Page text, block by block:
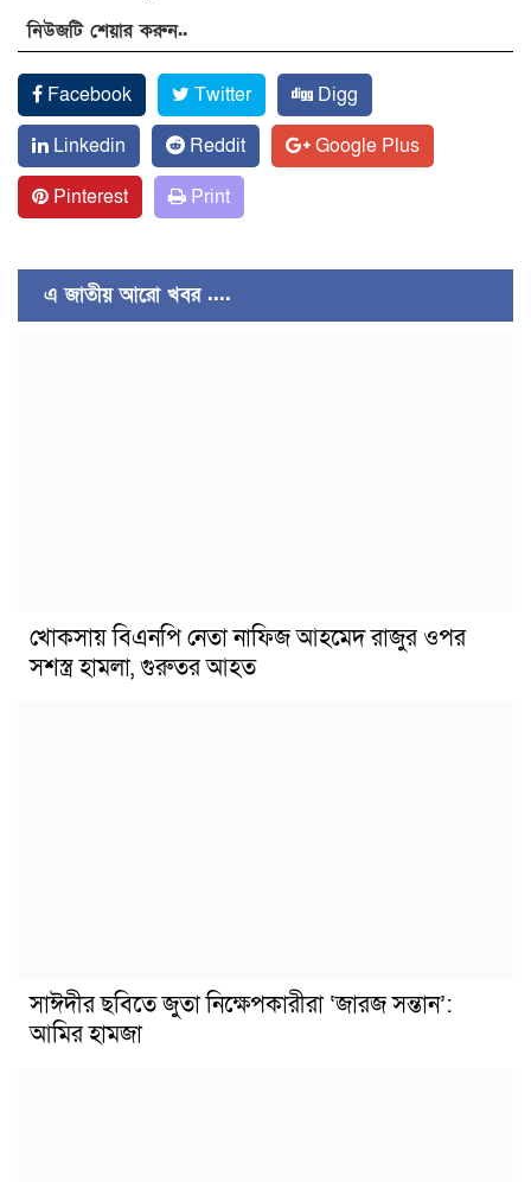
নিউজটি শেয়ার করুন..
Facebook Twitter
Digg
Linkedin
Reddit
Google Plus
Pinterest
Print
এ জাতীয় আরো খবর ....
খোকসায় বিএনপি নেতা নাফিজ আহমেদ রাজুর ওপর
সশস্ত্র হামলা, গুরুতর আহত
সাঈদীর ছবিতে জুতা নিক্ষেপকারীরা ‘জারজ সন্তান’:
আমির হামজা